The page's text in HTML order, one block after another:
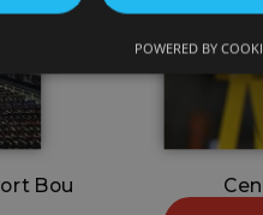
Bou
POWERED BY